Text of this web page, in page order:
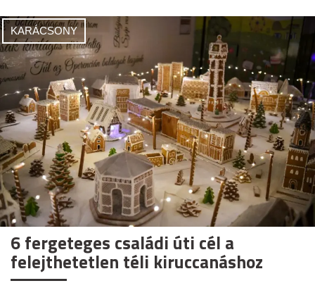
KARÁCSONY
6 fergeteges családi úti cél a
felejthetetlen téli kiruccanáshoz